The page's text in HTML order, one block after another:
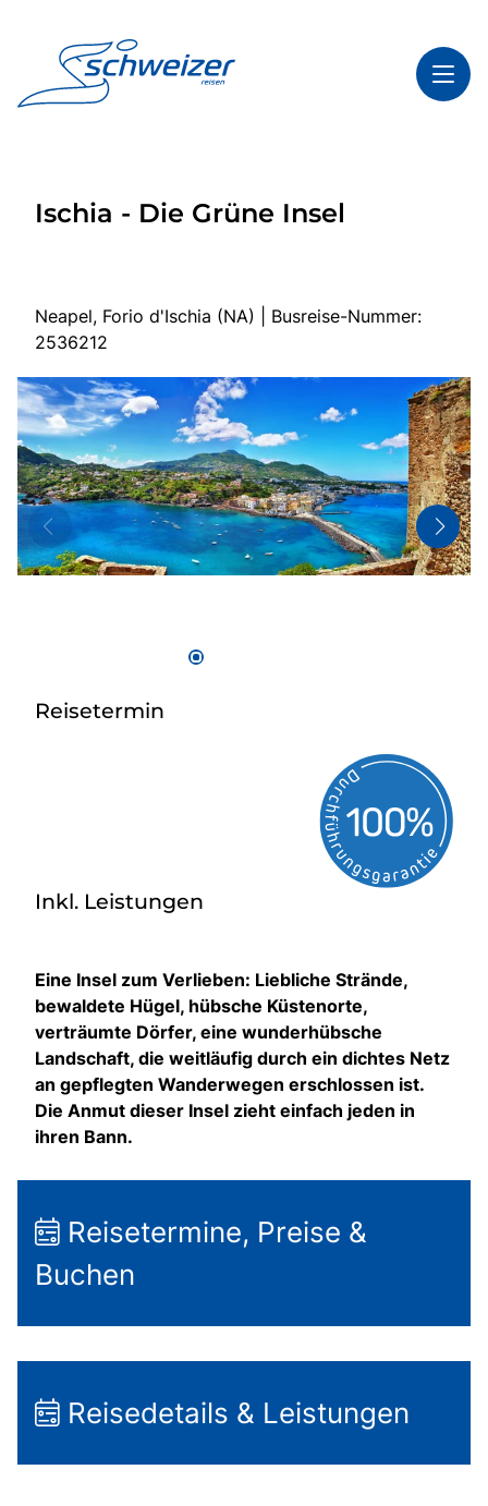
Highlights
Start
Mehrtagesreisen
Tagesfahrten
Bus anmieten
Kataloge
Kontakt
Ischia - Die Grüne Insel
Neapel, Forio d'Ischia (NA) | Busreise-Nummer:
2536212
Reisetermin
Inkl. Leistungen
Eine Insel zum Verlieben: Liebliche Strände,
bewaldete Hügel, hübsche Küstenorte,
verträumte Dörfer, eine wunderhübsche
Landschaft, die weitläufig durch ein dichtes Netz
an gepflegten Wanderwegen erschlossen ist.
Die Anmut dieser Insel zieht einfach jeden in
ihren Bann.
Reisetermine, Preise &
Buchen
Reisedetails & Leistungen